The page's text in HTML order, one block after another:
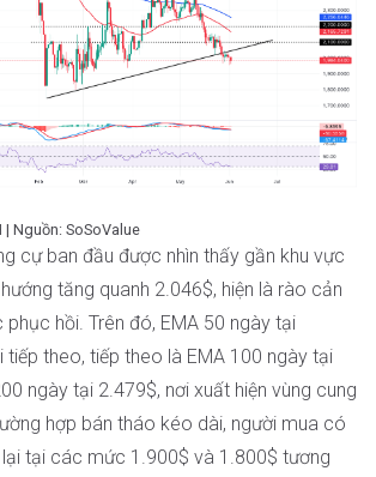
| Nguồn: SoSoValue
cự ban đầu được nhìn thấy gần khu vực
tăng quanh 2.046$, hiện là rào cản
phục hồi. Trên đó, EMA 50 ngày tại
tiếp theo, tiếp theo là EMA 100 ngày tại
ngày tại 2.479$, nơi xuất hiện vùng cung
hợp bán tháo kéo dài, người mua có
tại các mức 1.900$ và 1.800$ tương